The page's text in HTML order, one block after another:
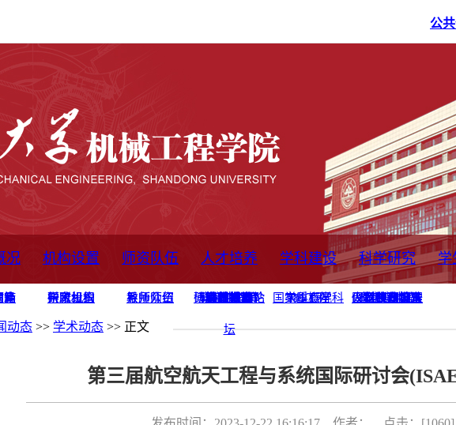
公
况
介
导
南
箱
箱
机构设置
行政机构
系所设置
研究机构
学术组织
师资队伍
系所师资
教师队伍
导师介绍
人才培养
本科教育
研究生教育
继续教育
博士后流动站
研究生学术论
坛
实践基地
卓越工程师
培养方案
管理规章
实验中心
精品课程
学科建设
学科概况
985工程
211工程
国家重点学科
科学研究
科研领域
省工程中心
重点实验室
大型仪器设备
科技政策
仪器收费标准
仪器共享办法
固定资产管理
学
动态 >> 学术动态 >> 正文
第三届航空航天工程与系统国际研讨会